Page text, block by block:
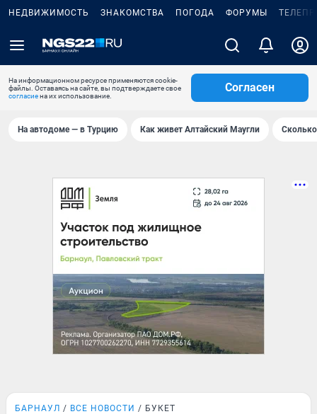
НЕДВИЖИМОСТЬ ЗНАКОМСТВА ПОГОДА ФОРУМЫ
На информационном ресурсе применяются cookie-
файлы. Оставаясь на сайте, вы подтверждаете свое
согласиена их использование.
Согласен
На автодоме — в Турцию Как живет Алтайский Маугли
БАРНАУЛ ВСЕ НОВОСТИ БУКЕТ